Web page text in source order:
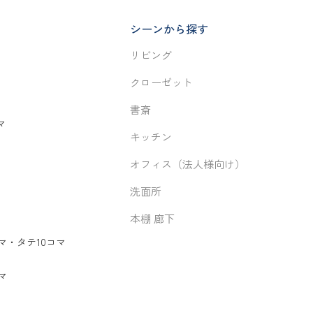
・ タテ10コマ
シーンから探す
リビング
クローゼット
書斎
キッチン
オフィス（法人様向け）
洗面所
本棚 廊下